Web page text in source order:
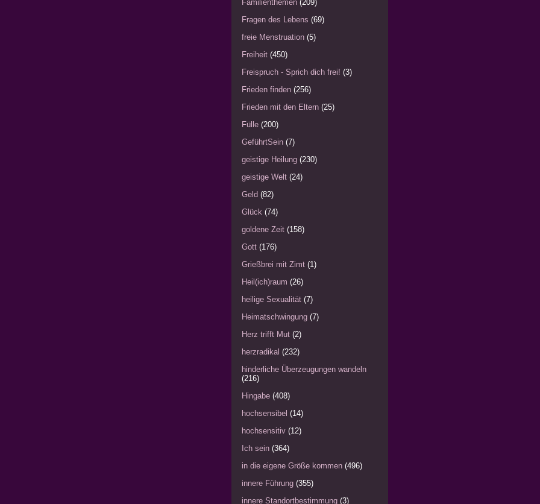
Familienthemen (209)
Fragen des Lebens (69)
freie Menstruation (5)
Freiheit (450)
Freispruch - Sprich dich frei! (3)
Frieden finden (256)
Frieden mit den Eltern (25)
Fülle (200)
GeführtSein (7)
geistige Heilung (230)
geistige Welt (24)
Geld (82)
Glück (74)
goldene Zeit (158)
Gott (176)
Grießbrei mit Zimt (1)
Heil(ich)raum (26)
heilige Sexualität (7)
Heimatschwingung (7)
Herz trifft Mut (2)
herzradikal (232)
hinderliche Überzeugungen wandeln
(216)
Hingabe (408)
hochsensibel (14)
hochsensitiv (12)
Ich sein (364)
in die eigene Größe kommen (496)
innere Führung (355)
innere Standortbestimmung (3)